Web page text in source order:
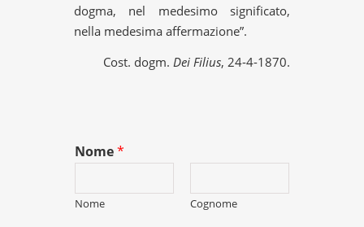
dogma, nel medesimo significato,
nella medesima affermazione”.
Cost. dogm. Dei Filius, 24-4-1870.
Nome*
Nome Cognome